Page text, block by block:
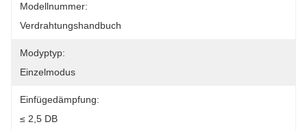
Modellnummer:
Verdrahtungshandbuch
Modyptyp:
Einzelmodus
Einfügedämpfung:
≤ 2,5 DB